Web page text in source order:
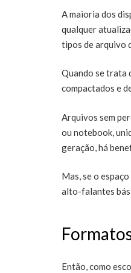
A maioria dos
qualquer
tipos de arquivo
Quando se trata
compactados e
Arquivos sem
ou notebook,
geração, há
Mas, se o
alto-falantes
Então, como